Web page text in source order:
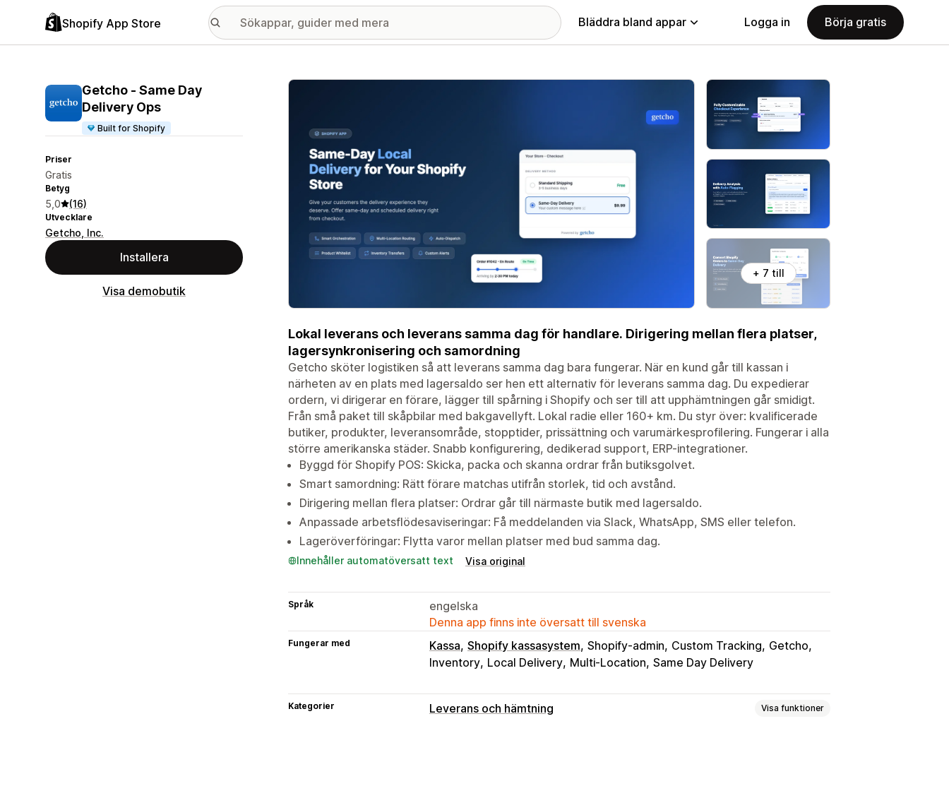
Shopify App Store Bläddra bland appar Logga in Börja gratis
Getcho ‑ Same Day
Delivery Ops
Built for Shopify
Priser
Gratis
Betyg
5,0 (16)
Utvecklare
Getcho, Inc.
Installera
Visa demobutik
Galleri med utvalda bilder
+ 7 till
Lokal leverans och leverans samma dag för handlare. Dirigering mellan flera platser,
lagersynkronisering och samordning
Getcho sköter logistiken så att leverans samma dag bara fungerar. När en kund går till kassan i
närheten av en plats med lagersaldo ser hen ett alternativ för leverans samma dag. Du expedierar
ordern, vi dirigerar en förare, lägger till spårning i Shopify och ser till att upphämtningen går smidigt.
Från små paket till skåpbilar med bakgavellyft. Lokal radie eller 160+ km. Du styr över: kvalificerade
butiker, produkter, leveransområde, stopptider, prissättning och varumärkesprofilering. Fungerar i alla
större amerikanska städer. Snabb konfigurering, dedikerad support, ERP-integrationer.
Byggd för Shopify POS: Skicka, packa och skanna ordrar från butiksgolvet.
Smart samordning: Rätt förare matchas utifrån storlek, tid och avstånd.
Dirigering mellan flera platser: Ordrar går till närmaste butik med lagersaldo.
Anpassade arbetsflödesaviseringar: Få meddelanden via Slack, WhatsApp, SMS eller telefon.
Lageröverföringar: Flytta varor mellan platser med bud samma dag.
Innehåller automatöversatt text Visa original
Språk
engelska
Denna app finns inte översatt till svenska
Fungerar med Kassa Shopify kassasystem Shopify-admin Custom Tracking Getcho
Inventory Local Delivery Multi-Location Same Day Delivery
Kategorier Leverans och hämtning Visa funktioner